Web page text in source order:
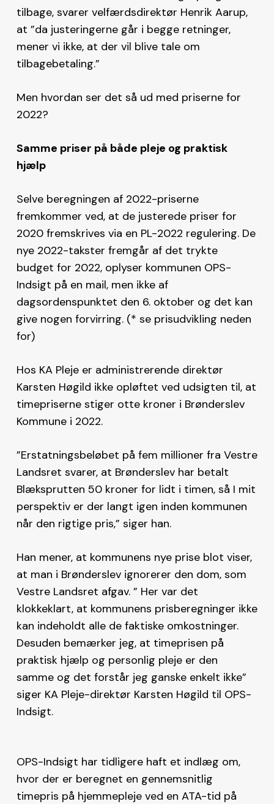
tilbage, svarer velfærdsdirektør Henrik Aarup,
at ”da justeringerne går i begge retninger,
mener vi ikke, at der vil blive tale om
tilbagebetaling.”
Men hvordan ser det så ud med priserne for
2022?
Samme priser på både pleje og praktisk
hjælp
Selve beregningen af 2022-priserne
fremkommer ved, at de justerede priser for
2020 fremskrives via en PL-2022 regulering. De
nye 2022-takster fremgår af det trykte
budget for 2022, oplyser kommunen OPS-
Indsigt på en mail, men ikke af
dagsordenspunktet den 6. oktober og det kan
give nogen forvirring. (* se prisudvikling neden
for)
Hos KA Pleje er administrerende direktør
Karsten Høgild ikke opløftet ved udsigten til, at
timepriserne stiger otte kroner i Brønderslev
Kommune i 2022.
”Erstatningsbeløbet på fem millioner fra Vestre
Landsret svarer, at Brønderslev har betalt
Blæksprutten 50 kroner for lidt i timen, så I mit
perspektiv er der langt igen inden kommunen
når den rigtige pris,” siger han.
Han mener, at kommunens nye prise blot viser,
at man i Brønderslev ignorerer den dom, som
Vestre Landsret afgav. ” Her var det
klokkeklart, at kommunens prisberegninger ikke
kan indeholdt alle de faktiske omkostninger.
Desuden bemærker jeg, at timeprisen på
praktisk hjælp og personlig pleje er den
samme og det forstår jeg ganske enkelt ikke”
siger KA Pleje-direktør Karsten Høgild til OPS-
Indsigt.
OPS-Indsigt har tidligere haft et indlæg om,
hvor der er beregnet en gennemsnitlig
timepris på hjemmepleje ved en ATA-tid på